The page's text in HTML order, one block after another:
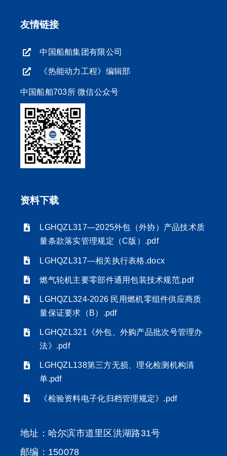
友情链接
中国船舶集团有限公司
《热能动力工程》编辑部
中国船舶703所 微信公众号
资料下载
LGHQZL317—2025外包（外协）产品技术质
量条款落实管理规定（C版）.pdf
LGHQZL317—相关执行表格.docx
燃气轮机主要零部件通用包装技术规范.pdf
LGHQZL324-2026 民用燃机零组件供应商质
量保证要求（B）.pdf
LGHQZL321《外包、外购产品批次号管理办
法》.pdf
LGHQZL138第三方无损、理化检测机构清
单.pdf
《检验资料电子化归档管理规定》.pdf
地址：哈尔滨市道里区洪湖路31号
邮编：150078